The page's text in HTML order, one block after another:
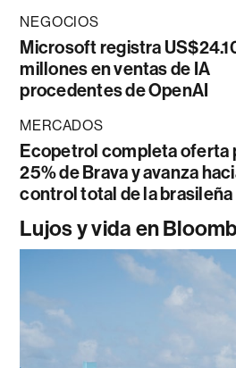
NEGOCIOS
Microsoft registra
millones en ventas de IA
procedentes de OpenAI
MERCADOS
Ecopetrol completa oferta
25% de Brava y avanza
control total de la brasileña
Lujos y vida en